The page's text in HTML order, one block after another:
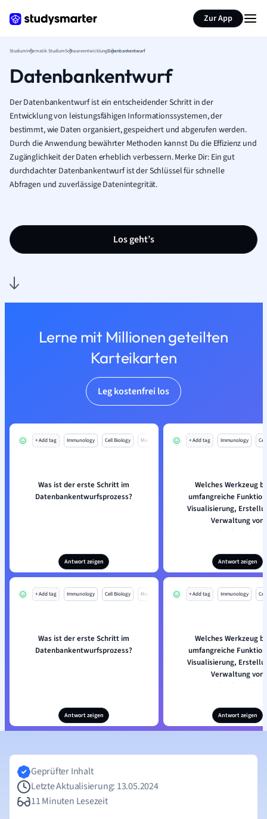
Zur App
StudiumInformatik StudiumSoftwareentwicklungDatenbankentwurf
Datenbankentwurf
Der Datenbankentwurf ist ein entscheidender Schritt in der
Entwicklung von leistungsfähigen Informationssystemen, der
bestimmt, wie Daten organisiert, gespeichert und abgerufen werden.
Durch die Anwendung bewährter Methoden kannst Du die Effizienz und
Zugänglichkeit der Daten erheblich verbessern. Merke Dir: Ein gut
durchdachter Datenbankentwurf ist der Schlüssel für schnelle
Abfragen und zuverlässige Datenintegrität.
Los geht’s
Lerne mit Millionen geteilten
Karteikarten
Leg kostenfrei los
+ Add tag Immunology Cell Biology Mo
Was ist der erste Schritt im
Datenbankentwurfsprozess?
Antwort zeigen
+ Add tag Immunology
Welches Werkzeug
umfangreiche
Visualisierung,
Verwaltung von
Antwort zeigen
+ Add tag Immunology Cell Biology Mo
Was ist der erste Schritt im
Datenbankentwurfsprozess?
Antwort zeigen
+ Add tag Immunology
Welches Werkzeug
umfangreiche
Visualisierung,
Verwaltung von
Antwort zeigen
Geprüfter Inhalt
Letzte Aktualisierung: 13.05.2024
11 Minuten Lesezeit